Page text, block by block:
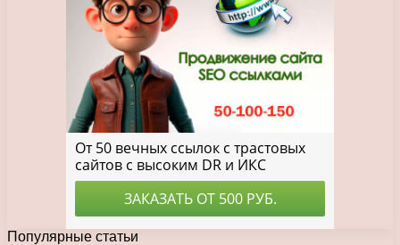
Популярные статьи